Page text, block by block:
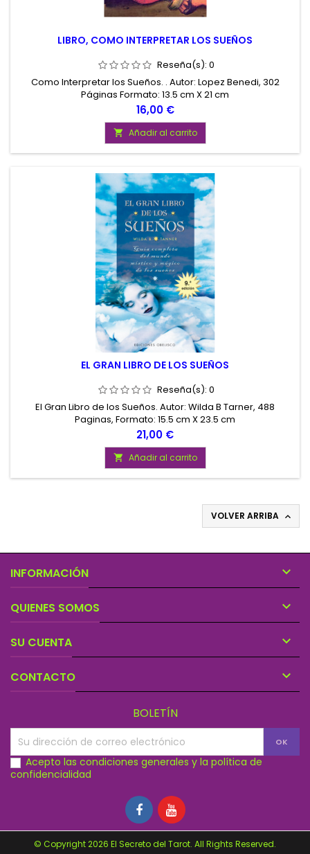
LIBRO, COMO INTERPRETAR LOS SUEÑOS
Reseña(s): 0
Como Interpretar los Sueños. . Autor: Lopez Benedi, 302
Páginas Formato: 13.5 cm X 21 cm
Precio
16,00 €
 Añadir al carrito
EL GRAN LIBRO DE LOS SUEÑOS
Reseña(s): 0
El Gran Libro de los Sueños. Autor: Wilda B Tarner, 488
Paginas, Formato: 15.5 cm X 23.5 cm
Precio
21,00 €
 Añadir al carrito
VOLVER ARRIBA 
INFORMACIÓN 
QUIENES SOMOS 
SU CUENTA 
CONTACTO 
BOLETÍN
Acepto las condiciones generales y la política de
confidencialidad
© Copyright 2026 El Secreto del Tarot. All Rights Reserved.